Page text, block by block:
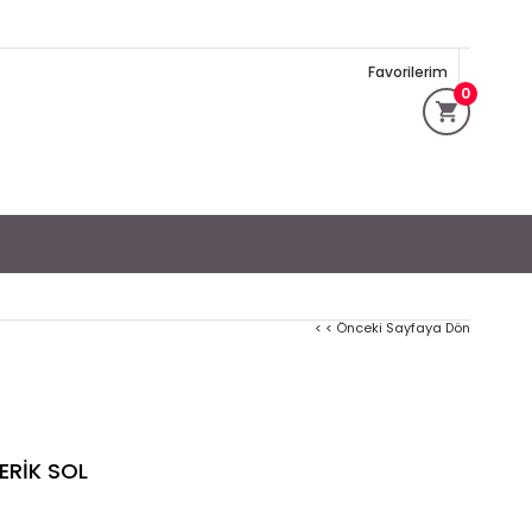
0
Favorilerim
< < Önceki Sayfaya Dön
SOL